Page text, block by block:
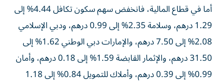
أما في قطاع المالية، فانخفض سهم سكون تكافل 4.44% إلى
1.29 درهم، وسلامة 2.35% إلى 0.99 درهم، ودبي الإسلامي
2.08% إلى 7.50 درهم، والإمارات دبي الوطني 1.62% إلى
31.50 درهم، والإثمار القابضة 1.59% إلى 0.18 درهم، وأمان
0.99% إلى 0.39 درهم، وأملاك للتمويل 0.84% إلى 1.18